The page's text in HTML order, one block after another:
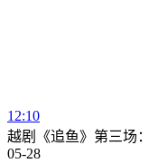
12:10
越剧《追鱼》第三场
05-28